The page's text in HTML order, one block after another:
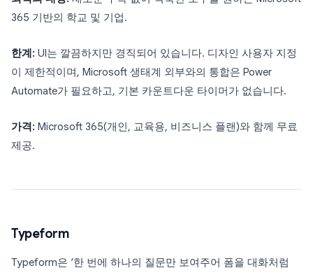
365 기반의 학교 및 기업.
한계: UI는 깔끔하지만 경직되어 있습니다. 디자인 사용자 지정
이 제한적이며, Microsoft 생태계 외부와의 통합은 Power
Automate가 필요하고, 기본 카운트다운 타이머가 없습니다.
가격: Microsoft 365(개인, 교육용, 비즈니스 플랜)와 함께 무료
제공.
Typeform
Typeform은 ‘한 번에 하나의 질문만 보여주어 폼을 대화처럼